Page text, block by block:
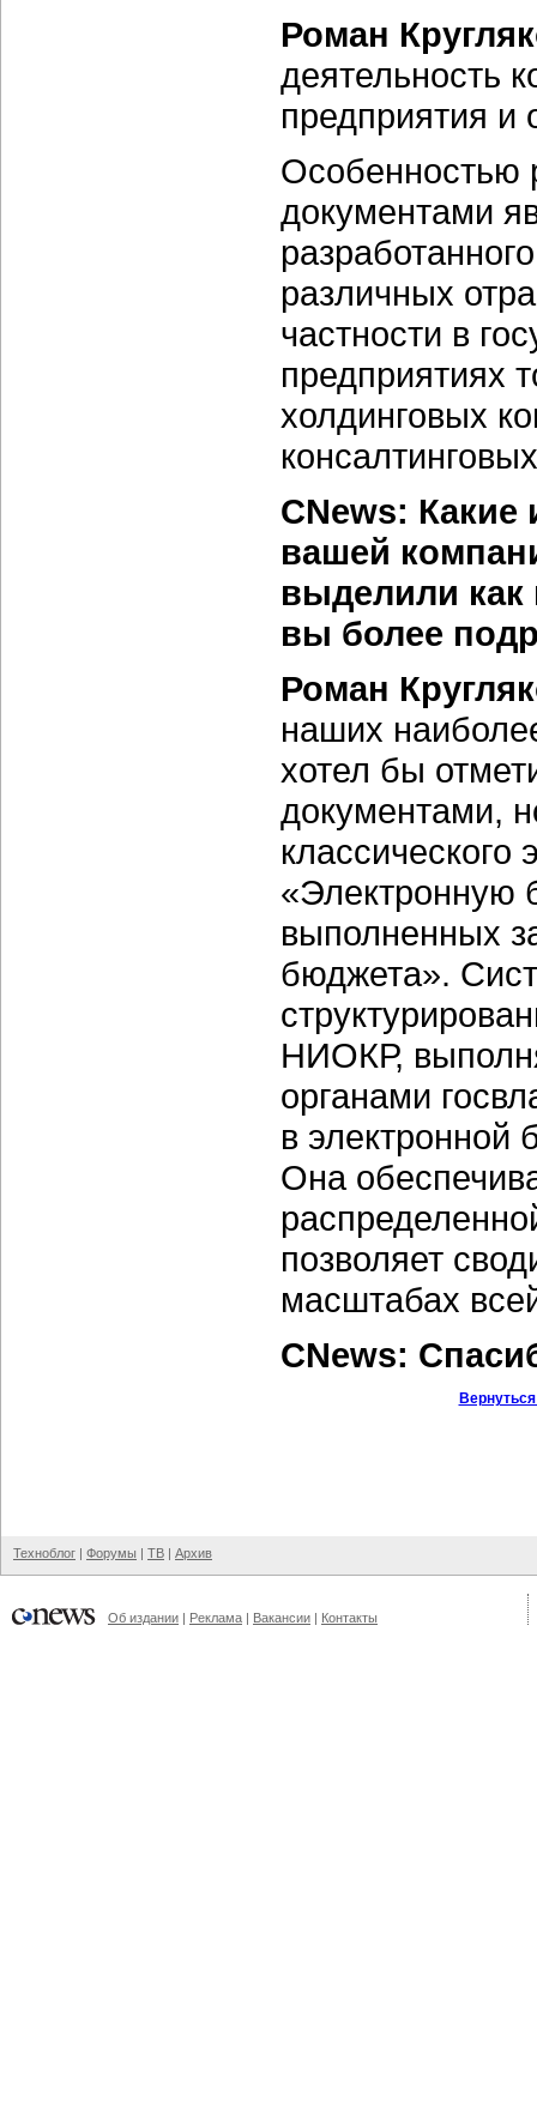
Роман
деятельность
предприятия и
Особенностью
документами
различных
частности в
предприятиях
холдинговых
CNews:
вашей
выделили
вы более
Роман
наших
хотел бы
документами,
классического
«Электронную
выполненных
бюджета».
НИОКР,
органами
в электронной
Она
позволяет
масштабах
CNews:
Техноблог | Форумы | ТВ | Архив
Об издании | Реклама | Вакансии | Контакты